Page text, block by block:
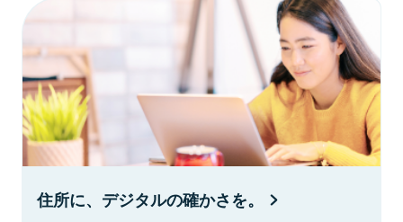
住所に、デジタルの確かさを。